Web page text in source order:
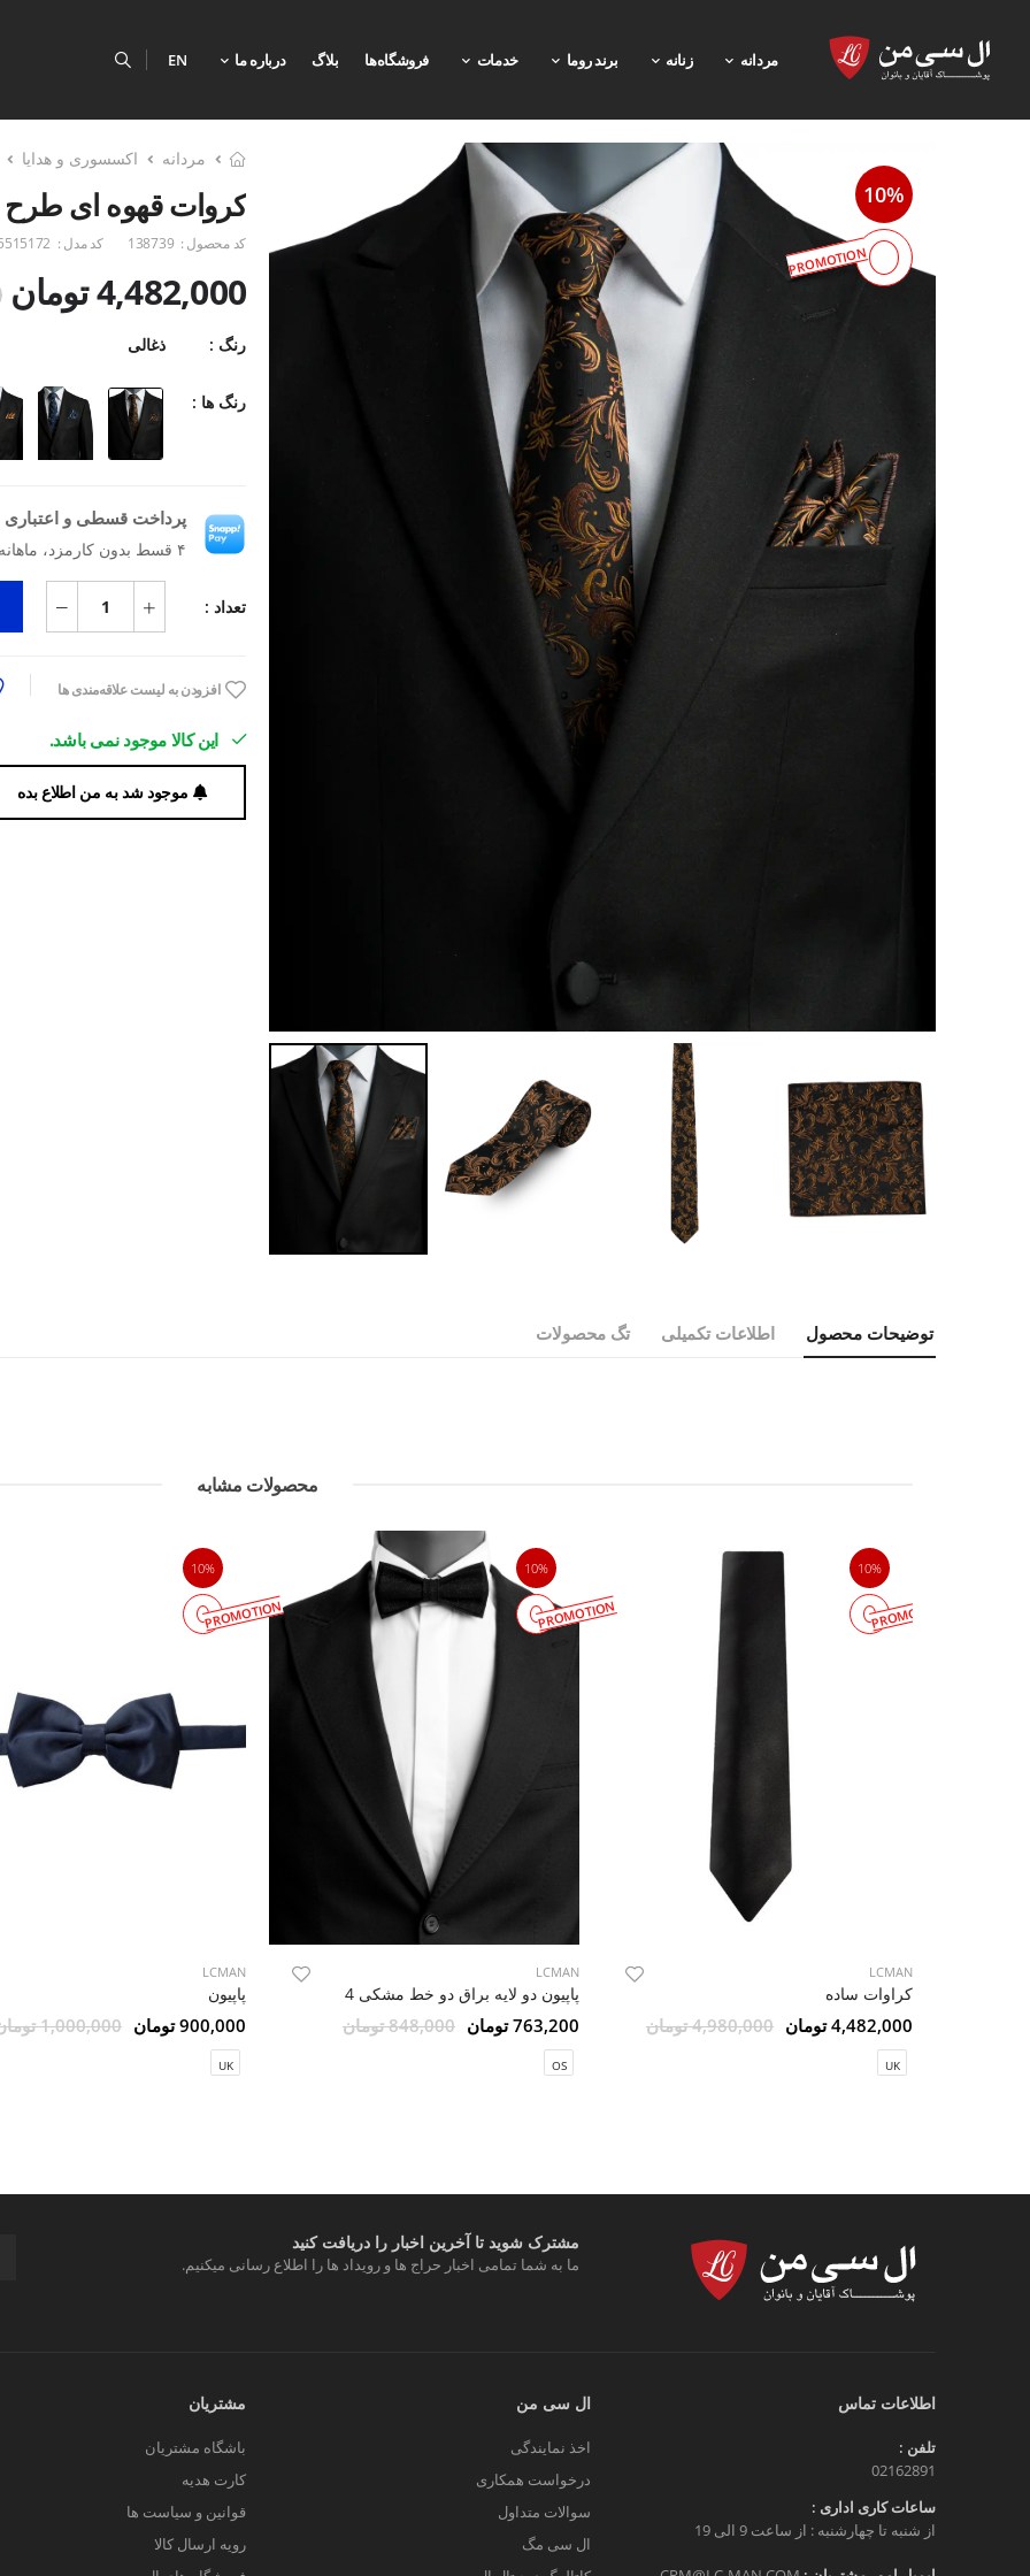
مردانه زنانه برند روما خدمات فروشگاه‌ها بلاگ درباره ما EN
10%
PROMOTION
مردانه اکسسوری و هدایا
کروات قهوه ای
کد محصول : 138739 کد مدل :
4,482,000 تومان
رنگ : ذغالی
رنگ ها :
پرداخت قسطی و اعتباری
۴ قسط بدون کارمزد، ماهانه ۱٬۱۲۰٬۵۰۰ تومان
تعداد :
افزودن به لیست علاقه‌مندی ها
این کالا موجود نمی باشد.
موجود شد به من اطلاع بده
توضیحات محصول اطلاعات تکمیلی تگ محصولات
محصولات مشابه
10%
PROMOTION
LCMAN
کراوات ساده
4,482,000 تومان 4,980,000 تومان
UK
10%
PROMOTION
LCMAN
پاپیون دو لایه براق دو خط مشکی 4
763,200 تومان 848,000 تومان
OS
10%
PROMOTION
LCMAN
پاپیون
900,000 تومان 1,000,000 تومان
UK
مشترک شوید تا آخرین اخبار را دریافت کنید
ما به شما تمامی اخبار حراج ها و رویداد ها را اطلاع رسانی میکنیم.
اطلاعات تماس
تلفن :
02162891
ساعات کاری اداری :
از شنبه تا چهارشنبه : از ساعت 9 الی 19
ال سی من
اخذ نمایندگی
درخواست همکاری
سوالات متداول
ال سی مگ
مشتریان
باشگاه مشتریان
کارت هدیه
قوانین و سیاست ها
رویه ارسال کالا